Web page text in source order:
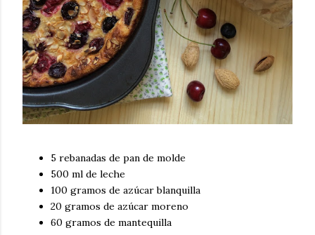
5 rebanadas de pan de molde
500 ml de leche
100 gramos de azúcar blanquilla
20 gramos de azúcar moreno
60 gramos de mantequilla